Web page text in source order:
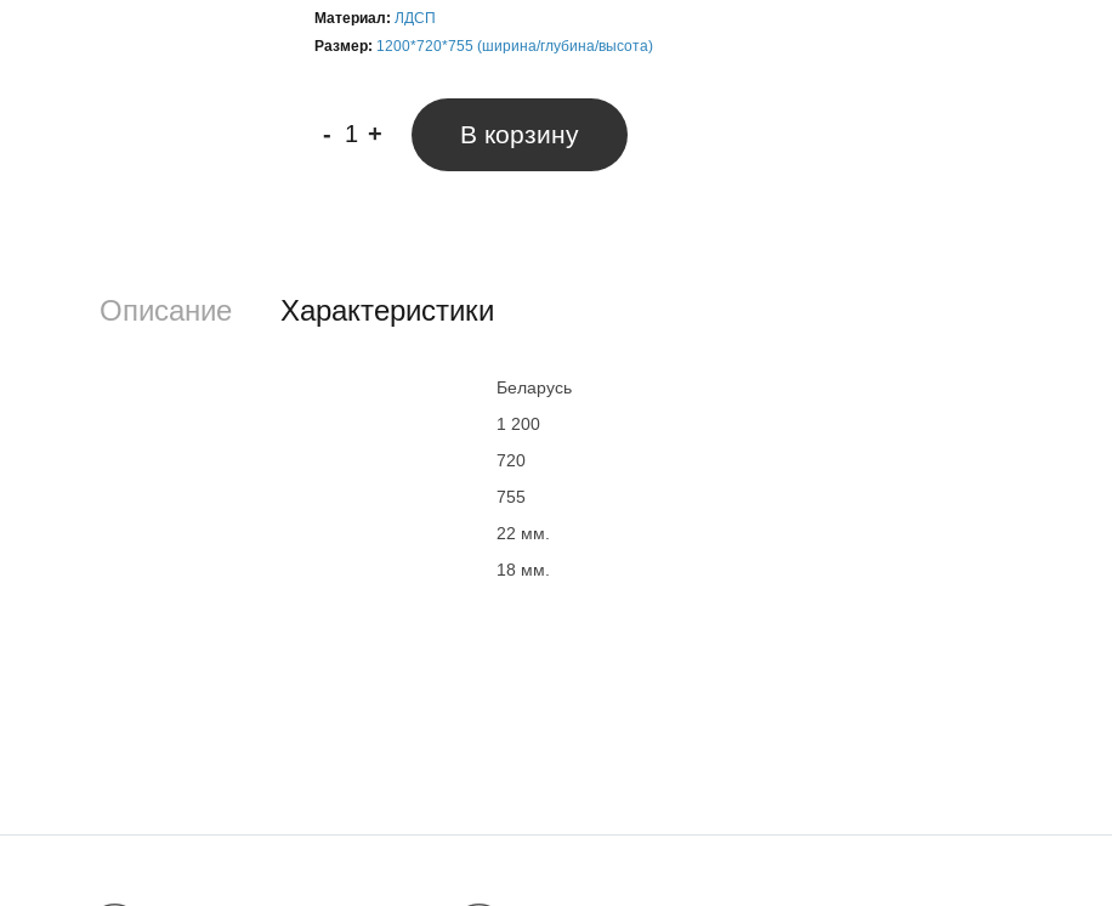
Материал: ЛДСП
Размер: 1200*720*755 (ширина/глубина/высота)
- + В корзину
Описание Характеристики
Беларусь
1 200
720
755
22 мм.
18 мм.